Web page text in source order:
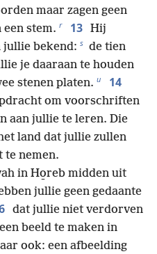
maar zagen geen
stem. r 13 Hij
jullie bekend: s de tien
je daaraan te houden
stenen platen. u 14
om voorschriften
aan jullie te leren. Die
land dat jullie zullen
te nemen.
in Ho̱reb midden uit
jullie geen gedaante
dat jullie niet verdorven
beeld te maken in
ook: een afbeelding